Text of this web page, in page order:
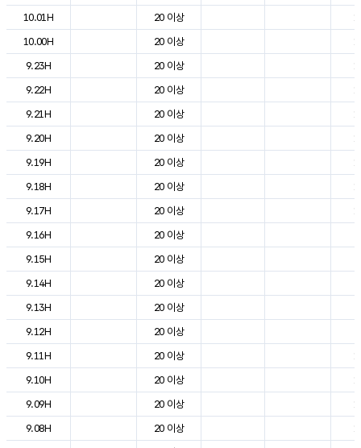
10.01H
20 이상
10.00H
20 이상
9.23H
20 이상
9.22H
20 이상
9.21H
20 이상
9.20H
20 이상
9.19H
20 이상
9.18H
20 이상
9.17H
20 이상
9.16H
20 이상
9.15H
20 이상
9.14H
20 이상
9.13H
20 이상
9.12H
20 이상
9.11H
20 이상
9.10H
20 이상
9.09H
20 이상
9.08H
20 이상